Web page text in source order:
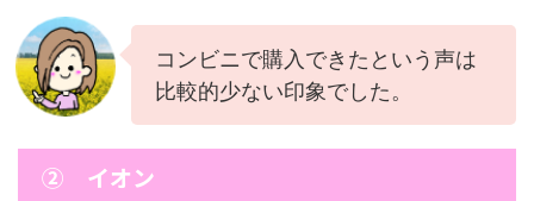
コンビニで購入できたという声は
比較的少ない印象でした。
② イオン